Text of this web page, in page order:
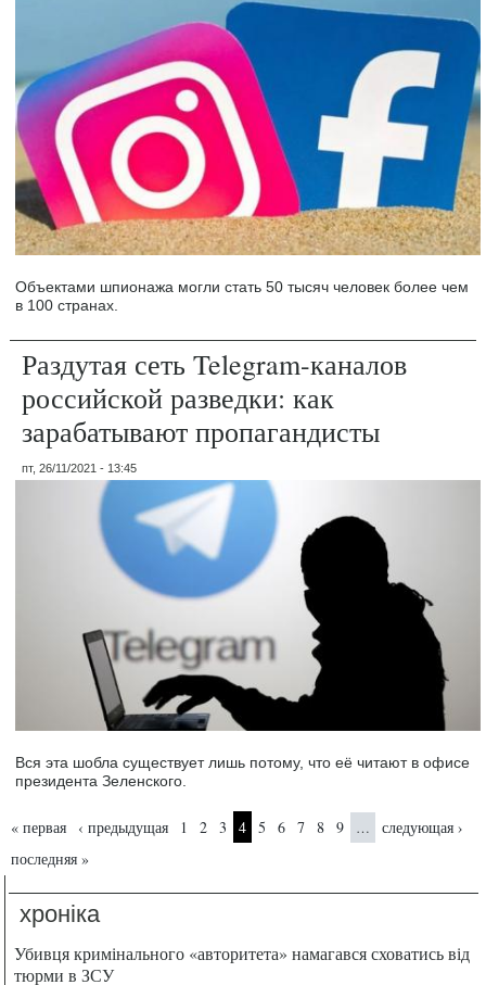
Объектами шпионажа могли стать 50 тысяч человек более чем
в 100 странах.
Раздутая сеть Telegram-каналов
российской разведки: как
зарабатывают пропагандисты
пт, 26/11/2021 - 13:45
Вся эта шобла существует лишь потому, что её читают в офисе
президента Зеленского.
Страницы
« первая ‹ предыдущая 1 2 3 4 5 6 7 8 9 …
следующая ›
последняя »
хроніка
Убивця кримінального «авторитета» намагався сховатись від
тюрми в ЗСУ